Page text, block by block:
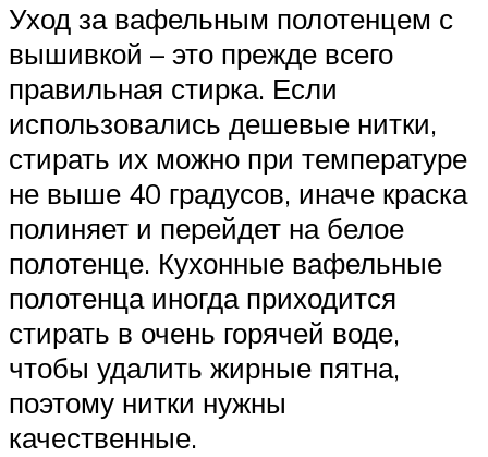
Уход за вафельным полотенцем с
вышивкой – это прежде всего
правильная стирка. Если
использовались дешевые нитки,
стирать их можно при температуре
не выше 40 градусов, иначе краска
полиняет и перейдет на белое
полотенце. Кухонные вафельные
полотенца иногда приходится
стирать в очень горячей воде,
чтобы удалить жирные пятна,
поэтому нитки нужны
качественные.